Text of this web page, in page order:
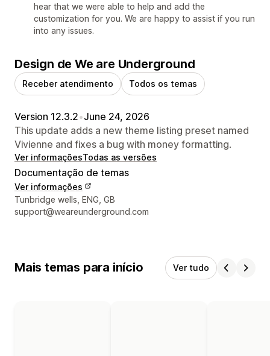
hear that we were able to help and add the
customization for you. We are happy to assist if you run
into any issues.
Design de We are Underground
Receber atendimento Todos os temas
Version 12.3.2•June 24, 2026
This update adds a new theme listing preset named
Vivienne and fixes a bug with money formatting.
Ver informaçõesTodas as versões
Documentação de temas
Ver informações
Informações de contato do designer
Tunbridge wells, ENG, GB
support@weareunderground.com
Mais temas para início Ver tudo